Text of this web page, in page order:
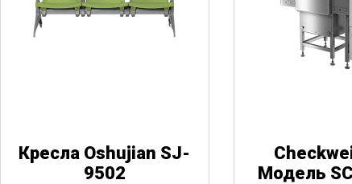
Кресла Oshujian SJ-
9502
Модель